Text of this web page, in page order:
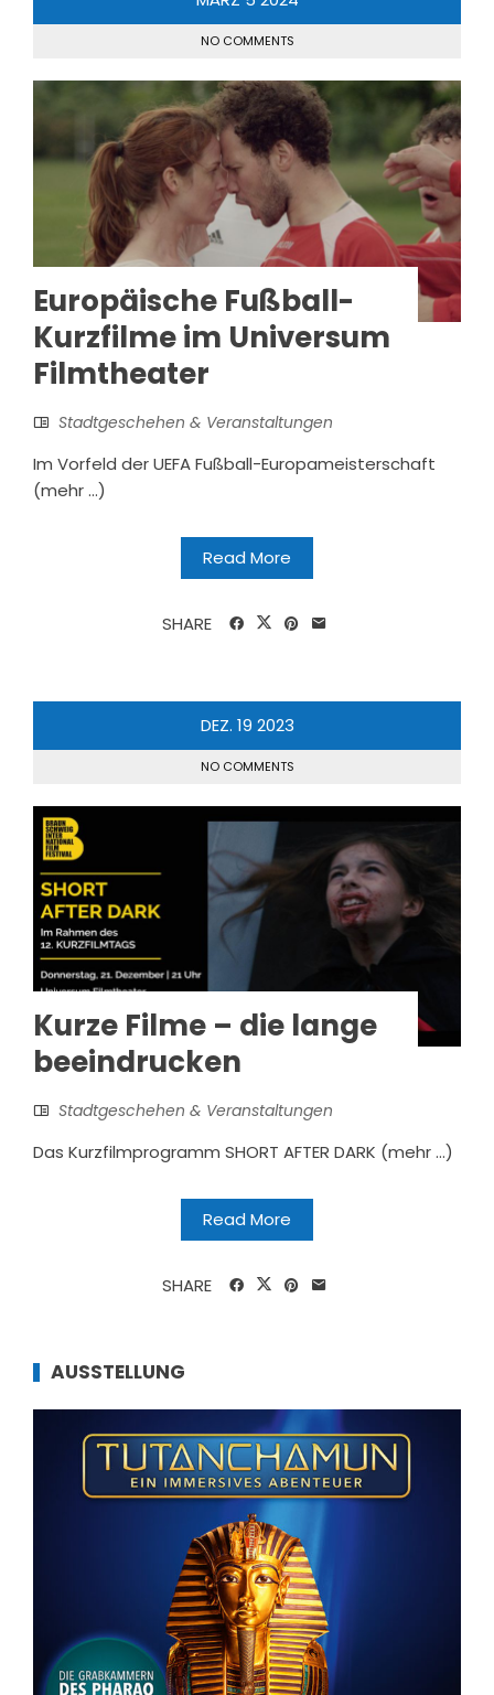
NO COMMENTS
Europäische Fußball-
Kurzfilme im Universum
Filmtheater
Stadtgeschehen & Veranstaltungen
Im Vorfeld der UEFA Fußball-Europameisterschaft
(mehr …)
Read More
SHARE
DEZ. 19 2023
NO COMMENTS
Kurze Filme – die lange
beeindrucken
Stadtgeschehen & Veranstaltungen
Das Kurzfilmprogramm SHORT AFTER DARK (mehr …)
Read More
SHARE
AUSSTELLUNG